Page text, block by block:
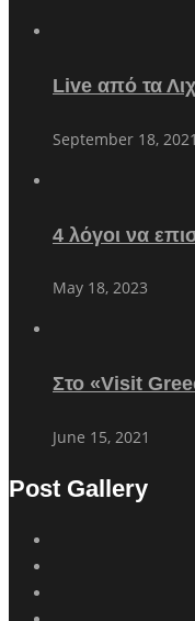
Live από τα
September 18, 2021
4 λόγοι να
May 18, 2023
Στο «Visit
June 15, 2021
Post Gallery